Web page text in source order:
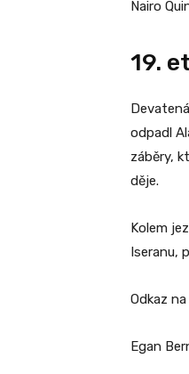
Nairo
19.
odpadl
záběry,
děje.
Kolem
Iseranu,
Odkaz
Egan